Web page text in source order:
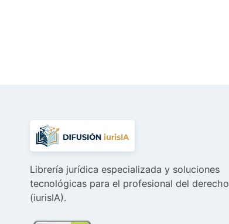
Librería jurídica especializada y soluciones
tecnológicas para el profesional del derecho
(iurisIA).